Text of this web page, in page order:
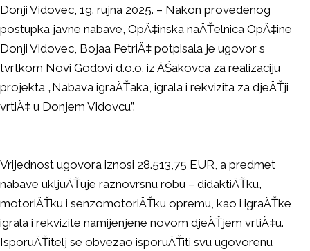
Donji Vidovec, 19. rujna 2025. – Nakon provedenog
postupka javne nabave, OpÄ‡inska naÄŤelnica OpÄ‡ine
Donji Vidovec, Bojaa PetriÄ‡ potpisala je ugovor s
tvrtkom Novi Godovi d.o.o. iz ÄŚakovca za realizaciju
projekta „Nabava igraÄŤaka, igrala i rekvizita za djeÄŤji
vrtiÄ‡ u Donjem Vidovcu”.
Vrijednost ugovora iznosi 28.513,75 EUR, a predmet
nabave ukljuÄŤuje raznovrsnu robu – didaktiÄŤku,
motoriÄŤku i senzomotoriÄŤku opremu, kao i igraÄŤke,
igrala i rekvizite namijenjene novom djeÄŤjem vrtiÄ‡u.
IsporuÄŤitelj se obvezao isporuÄŤiti svu ugovorenu